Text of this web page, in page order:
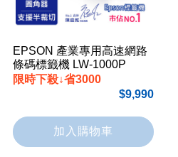
EPSON 產業專用高速網路
條碼標籤機 LW-1000P
限時下殺↓省3000
9,990
加入購物車